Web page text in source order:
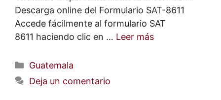
Descarga online del Formulario SAT-8611
Accede fácilmente al formulario SAT
8611 haciendo clic en … Leer más
Categorías
Guatemala
Deja un comentario